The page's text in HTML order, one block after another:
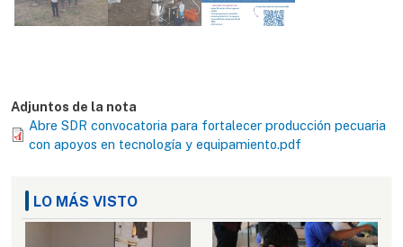
Adjuntos de la nota
Abre SDR convocatoria para fortalecer producción pecuaria
con apoyos en tecnología y equipamiento.pdf
LO MÁS VISTO